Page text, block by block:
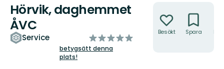
Hörvik, daghemmet
ÅVC
Service
av
5
betygsätt denna
plats!
Besökt Spara